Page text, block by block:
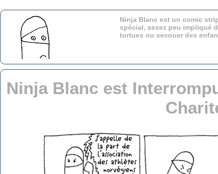
Ninja Blanc est un comic
spécial, assez peu impliqué
tortues ou secouer des
Ninja Blanc est